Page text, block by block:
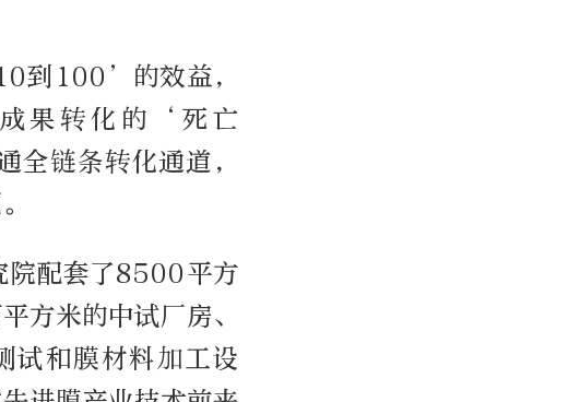
到100’的效益，
果转化的‘死亡
链条转化通道，
院配套了8500平方
方米的中试厂房、
试和膜材料加工设